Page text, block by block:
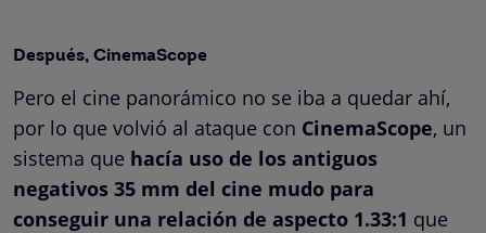
Después, CinemaScope
Pero el cine panorámico no se iba a quedar ahí,
por lo que volvió al ataque con CinemaScope, un
sistema que hacía uso de los antiguos
negativos 35 mm del cine mudo para
conseguir una relación de aspecto 1.33:1 que